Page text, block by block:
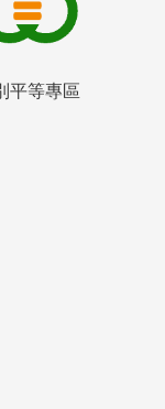
平等專區